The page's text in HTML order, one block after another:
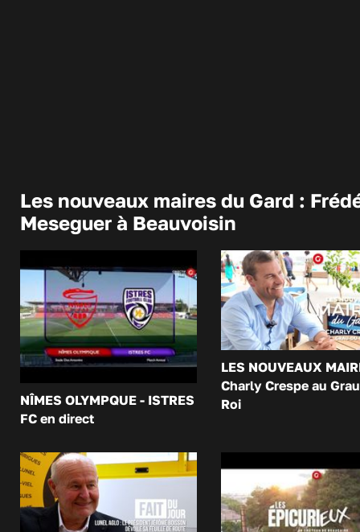
Les nouveaux maires du Gard :
Meseguer à Beauvoisin
NÎMES OLYMPQUE - ISTRES
FC en direct
LES NOUVEAUX
Charly Crespe au
Roi